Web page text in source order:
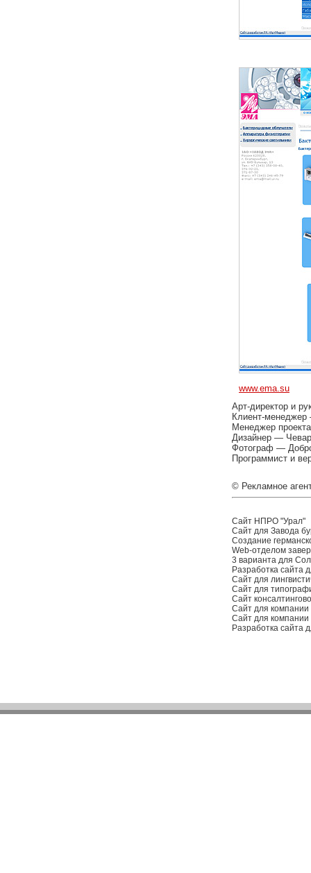
www.ema.su
Арт-директор и
Клиент-
Менеджер
Дизайнер —
Фотограф —
Программист и
© Рекламное
Сайт НПРО "Урал"
Сайт для Завода
Создание
Web-отделом
3 варианта для
Разработка сайта
Сайт для
Сайт для
Сайт
Сайт для
Сайт для
Разработка сайта